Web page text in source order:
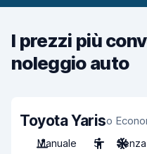
I prezzi più
noleggio auto
Toyota Yariso
Manuale
5